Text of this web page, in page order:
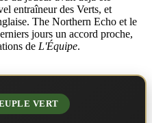
entraîneur des Verts, et
The Northern Echo et le
jours un accord proche,
de L'Équipe.
VERT